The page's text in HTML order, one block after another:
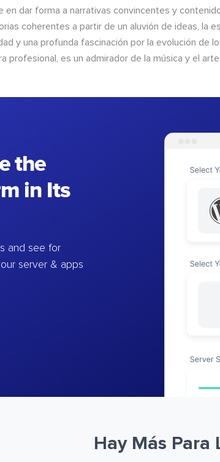
en dar forma a narrativas convincentes y
coherentes a partir de un aluvión de ideas, la
y una profunda fascinación por la evolución de
profesional, es un admirador de la música y el
the
in Its
and see for
server & apps
Hay Más Para